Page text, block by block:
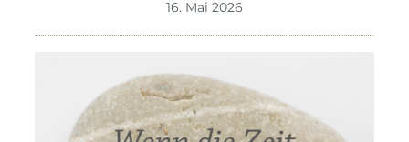
16. Mai 2026